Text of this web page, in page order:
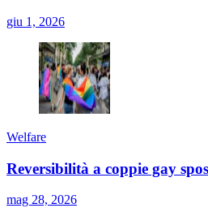
giu 1, 2026
Welfare
Reversibilità a coppie gay
mag 28, 2026